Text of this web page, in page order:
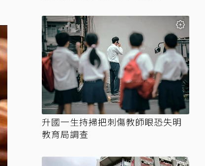
升國一生持掃把刺傷教師眼恐失明
教育局調查